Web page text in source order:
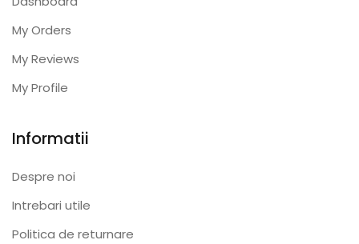
My Orders
My Reviews
My Profile
Informatii
Despre noi
Intrebari utile
Politica de returnare